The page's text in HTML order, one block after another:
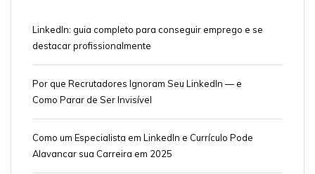
LinkedIn: guia completo para conseguir emprego e se
destacar profissionalmente
Por que Recrutadores Ignoram Seu LinkedIn — e
Como Parar de Ser Invisível
Como um Especialista em LinkedIn e Currículo Pode
Alavancar sua Carreira em 2025